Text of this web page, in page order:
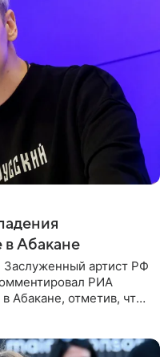
в Абакане
артист РФ
РИА
Абакане, отметив, что